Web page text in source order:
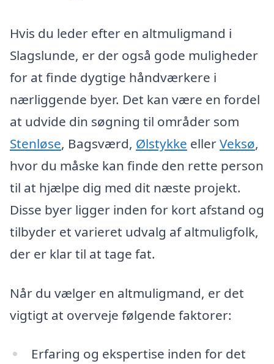
Hvis du leder efter en altmuligmand i
Slagslunde, er der også gode muligheder
for at finde dygtige håndværkere i
nærliggende byer. Det kan være en fordel
at udvide din søgning til områder som
Stenløse, Bagsværd, Ølstykke ellerVeksø,
hvor du måske kan finde den rette person
til at hjælpe dig med dit næste projekt.
Disse byer ligger inden for kort afstand og
tilbyder et varieret udvalg af altmuligfolk,
der er klar til at tage fat.
Når du vælger en altmuligmand, er det
vigtigt at overveje følgende faktorer:
Erfaring og ekspertise inden for det